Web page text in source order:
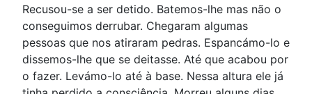
Recusou-se a ser detido. Batemos-lhe mas não o
conseguimos derrubar. Chegaram algumas
pessoas que nos atiraram pedras. Espancámo-lo e
dissemos-lhe que se deitasse. Até que acabou por
o fazer. Levámo-lo até à base. Nessa altura ele já